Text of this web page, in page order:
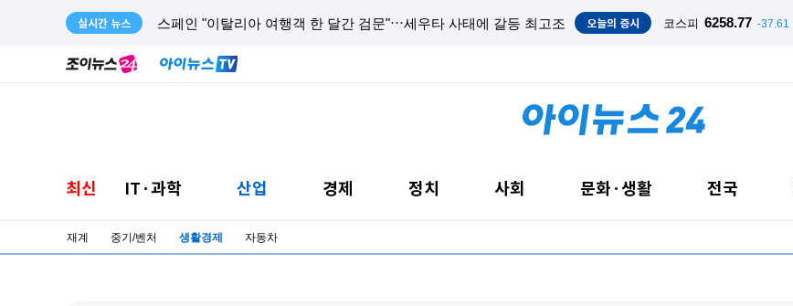
실시간 뉴스 김민석, 제주·인천 경선 승리⋯누적 0.86%p차 '초박빙'[종합] 오늘의 증시 코스피 6258.77 -37.61
최신 IT·과학 산업 경제 정치 사회 문화·생활 전국
재계 중기/벤처 생활경제 자동차